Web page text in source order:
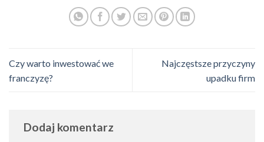
Czy warto inwestować we
franczyzę?
Najczęstsze przyczyny
upadku firm
Dodaj komentarz